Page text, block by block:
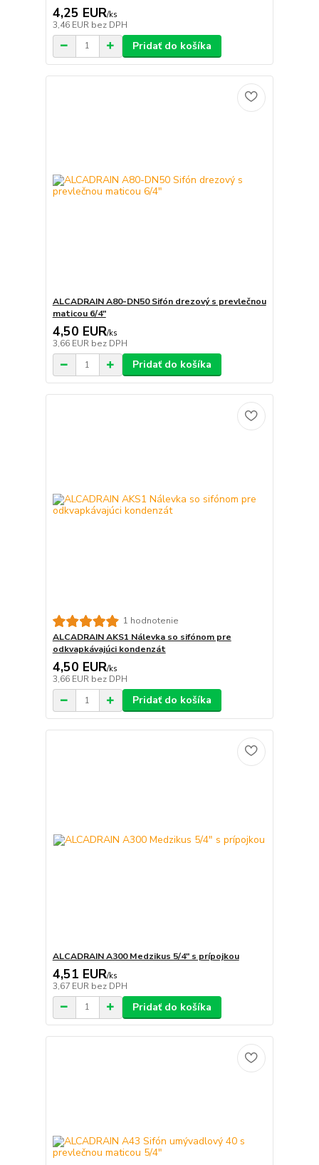
4,25 EUR/ks
3,46 EUR bez DPH
Pridať do košíka
ALCADRAIN A80-DN50 Sifón drezový s prevlečnou
maticou 6/4"
4,50 EUR/ks
3,66 EUR bez DPH
Pridať do košíka
1 hodnotenie
ALCADRAIN AKS1 Nálevka so sifónom pre
odkvapkávajúci kondenzát
4,50 EUR/ks
3,66 EUR bez DPH
Pridať do košíka
ALCADRAIN A300 Medzikus 5/4" s prípojkou
4,51 EUR/ks
3,67 EUR bez DPH
Pridať do košíka